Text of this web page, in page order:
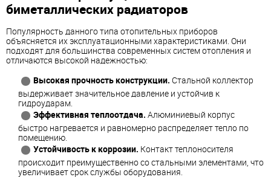
биметаллических радиаторов
Популярность данного типа отопительных приборов
объясняется их эксплуатационными характеристиками. Они
подходят для большинства современных систем отопления и
отличаются высокой надежностью:
Высокая прочность конструкции. Стальной коллектор
выдерживает значительное давление и устойчив к
гидроударам.
Эффективная теплоотдача. Алюминиевый корпус
быстро нагревается и равномерно распределяет тепло по
помещению.
Устойчивость к коррозии. Контакт теплоносителя
происходит преимущественно со стальными элементами, что
увеличивает срок службы оборудования.